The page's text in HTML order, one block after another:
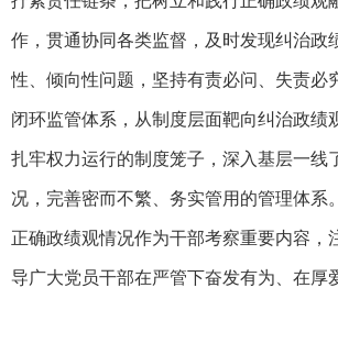
作，贯通协同各类监督，及时发现纠治政
性、倾向性问题，坚持有责必问、失责必
闭环监管体系，从制度层面靶向纠治政绩
扎牢权力运行的制度笼子，深入基层一线
况，完善密而不繁、务实管用的管理体系
正确政绩观情况作为干部考察重要内容，
导广大党员干部在严管下奋发有为、在厚